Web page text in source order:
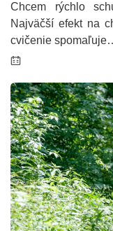
Chcem rýchlo
Najväčší efekt na
cvičenie